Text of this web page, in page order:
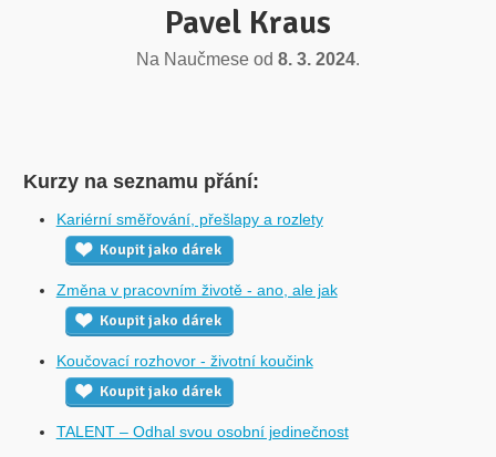
Pavel Kraus
Na Naučmese od 8. 3. 2024.
Kurzy na seznamu přání:
Kariérní směřování, přešlapy a rozlety
Koupit jako dárek
Změna v pracovním životě - ano, ale jak
Koupit jako dárek
Koučovací rozhovor - životní koučink
Koupit jako dárek
TALENT – Odhal svou osobní jedinečnost